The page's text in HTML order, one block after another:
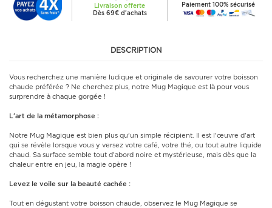
Livraison offerte
Dès 69€ d'achats
Paiement 100% sécurisé
DESCRIPTION
Vous recherchez une manière ludique et originale de savourer votre boisson
chaude préférée ? Ne cherchez plus, notre Mug Magique est là pour vous
surprendre à chaque gorgée !
L'art de la métamorphose :
Notre Mug Magique est bien plus qu'un simple récipient. Il est l'œuvre d'art
qui se révèle lorsque vous y versez votre café, votre thé, ou tout autre liquide
chaud. Sa surface semble tout d'abord noire et mystérieuse, mais dès que la
chaleur entre en jeu, la magie opère !
Levez le voile sur la beauté cachée :
Tout en dégustant votre boisson chaude, observez le Mug Magique se